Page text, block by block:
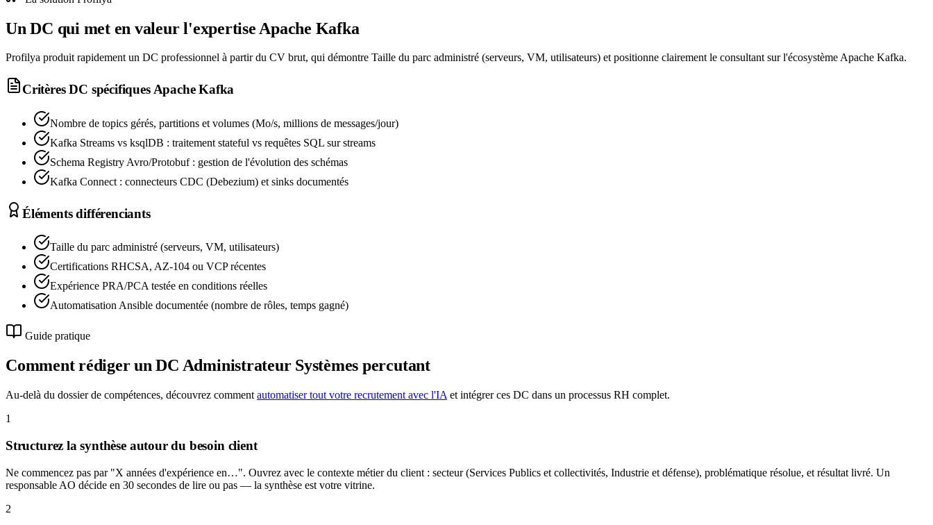
Un DC qui met en valeur l'expertise Apache Kafka
Profilya produit rapidement un DC professionnel à partir du CV brut, qui démontre Taille du parc administré (serveurs, VM, utilisateurs) et positionne clairement le consultant sur l'écosystème Apache Kafka.
Critères DC spécifiques Apache Kafka
Nombre de topics gérés, partitions et volumes (Mo/s, millions de messages/jour)
Kafka Streams vs ksqlDB : traitement stateful vs requêtes SQL sur streams
Schema Registry Avro/Protobuf : gestion de l'évolution des schémas
Kafka Connect : connecteurs CDC (Debezium) et sinks documentés
Éléments différenciants
Taille du parc administré (serveurs, VM, utilisateurs)
Certifications RHCSA, AZ-104 ou VCP récentes
Expérience PRA/PCA testée en conditions réelles
Automatisation Ansible documentée (nombre de rôles, temps gagné)
Guide pratique
Comment rédiger un DC Administrateur Systèmes percutant
Au-delà du dossier de compétences, découvrez comment automatiser tout votre recrutement avec l'IA et intégrer ces DC dans un processus RH complet.
1
Structurez la synthèse autour du besoin client
Ne commencez pas par "X années d'expérience en…". Ouvrez avec le contexte métier du client : secteur (Services Publics et collectivités, Industrie et défense), problématique résolue, et résultat livré. Un
responsable AO décide en 30 secondes de lire ou pas — la synthèse est votre vitrine.
2